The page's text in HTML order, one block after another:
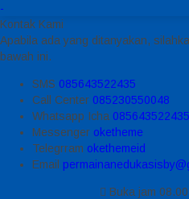
-
Kontak Kami
Apabila ada yang ditanyakan,
bawah ini.
SMS 085643522435
Call Center 085230550048
Whatsapp Icha 085643522435
Messenger oketheme
Telegrram okethemeid
Email
Buka jam